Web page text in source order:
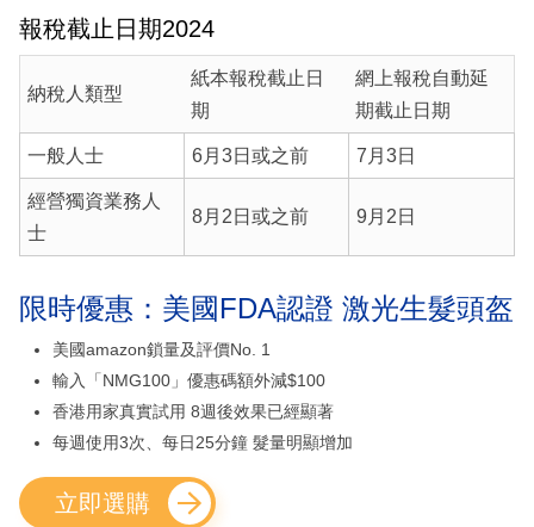
報稅截止日期2024
納稅人類型
紙本報稅截止日
期
網上報稅自動延
期截止日期
一般人士 6月3日或之前 7月3日
經營獨資業務人
士
8月2日或之前 9月2日
限時優惠：美國FDA認證 激光生髮頭盔
美國amazon鎖量及評價No. 1
輸入「NMG100」優惠碼額外減$100
香港用家真實試用 8週後效果已經顯著
每週使用3次、每日25分鐘 髮量明顯增加
立即選購